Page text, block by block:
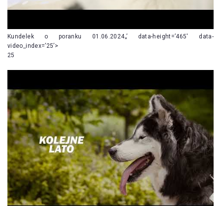
Kundelek o poranku 01.06.2024„’ data-height=’465′ data-
video_index=’25’>
25